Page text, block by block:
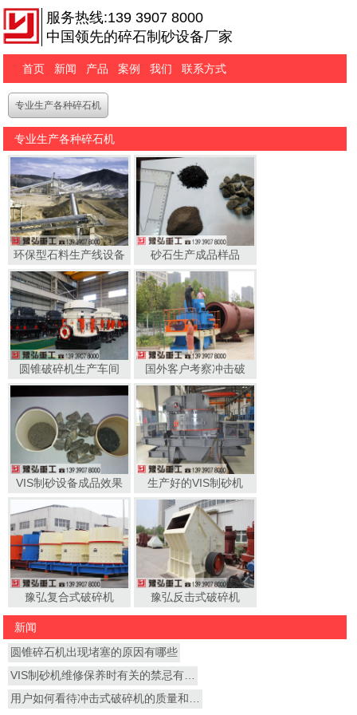
服务热线:139 3907 8000
中国领先的碎石制砂设备厂家
首页 新闻 产品 案例 我们 联系方式
专业生产各种碎石机
专业生产各种碎石机
环保型石料生产线设备 砂石生产成品样品
圆锥破碎机生产车间 国外客户考察冲击破
VIS制砂设备成品效果 生产好的VIS制砂机
豫弘复合式破碎机 豫弘反击式破碎机
新闻
圆锥碎石机出现堵塞的原因有哪些
VIS制砂机维修保养时有关的禁忌有…
用户如何看待冲击式破碎机的质量和…